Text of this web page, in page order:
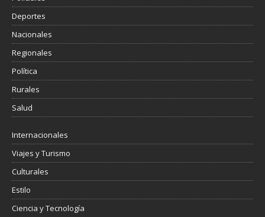
Deportes
Nacionales
Regionales
Política
Rurales
Salud
Internacionales
Viajes y Turismo
Culturales
Estilo
Ciencia y Tecnología